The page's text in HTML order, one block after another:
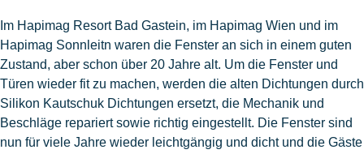
Im Hapimag Resort Bad Gastein, im Hapimag Wien und im
Hapimag Sonnleitn waren die Fenster an sich in einem guten
Zustand, aber schon über 20 Jahre alt. Um die Fenster und
Türen wieder fit zu machen, werden die alten Dichtungen durch
Silikon Kautschuk Dichtungen ersetzt, die Mechanik und
Beschläge repariert sowie richtig eingestellt. Die Fenster sind
nun für viele Jahre wieder leichtgängig und dicht und die Gäste